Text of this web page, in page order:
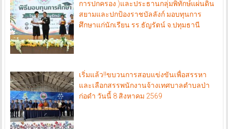
การปกครอง )และประธานกลุ่มพิทักษ์แผ่นดิน
สยามและปกป้องราชบัลลังก์ มอบทุนการ
ศึกษาแก่นักเรียน รร.ธัญรัตน์ จ.ปทุมธานี
เริ่มแล้ว!!ขบวนการสอบแข่งขันเพื่อสรรหา
และเลือกสรรพนักงานจ้างเทศบาลตำบลป่า
ก่อดำ วันนี้ 8 สิงหาคม 2569